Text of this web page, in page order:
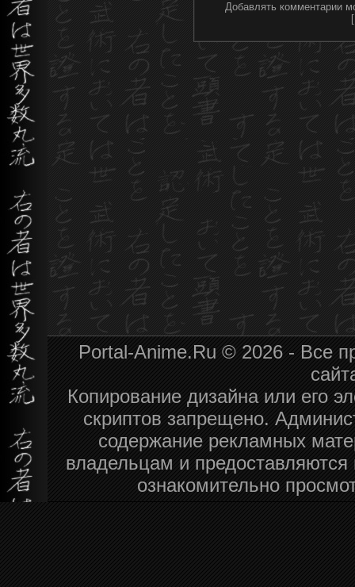
Добавлять комментарии
Portal-Anime.Ru © 2026 - Все
Копирование дизайна или его
скриптов запрещено.
содержание рекламных
владельцам и
ознакомительно